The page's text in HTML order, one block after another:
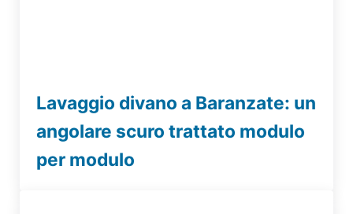
Lavaggio divano a Baranzate: un
angolare scuro trattato modulo
per modulo